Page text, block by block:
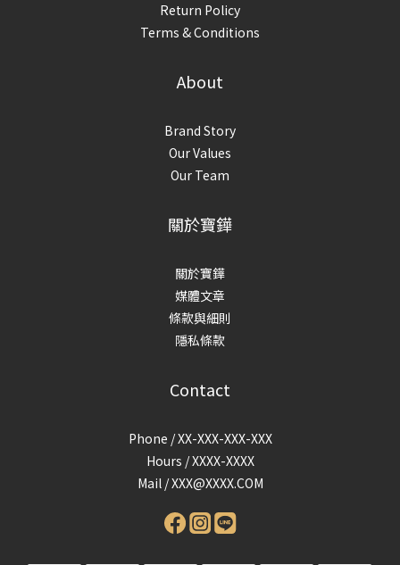
Return Policy
Terms & Conditions
About
Brand Story
Our Values
Our Team
關於寶鏵
關於寶鏵
媒體文章
條款與細則
隱私條款
Contact
Phone / XX-XXX-XXX-XXX
Hours / XXXX-XXXX
Mail /XXX@XXXX.COM